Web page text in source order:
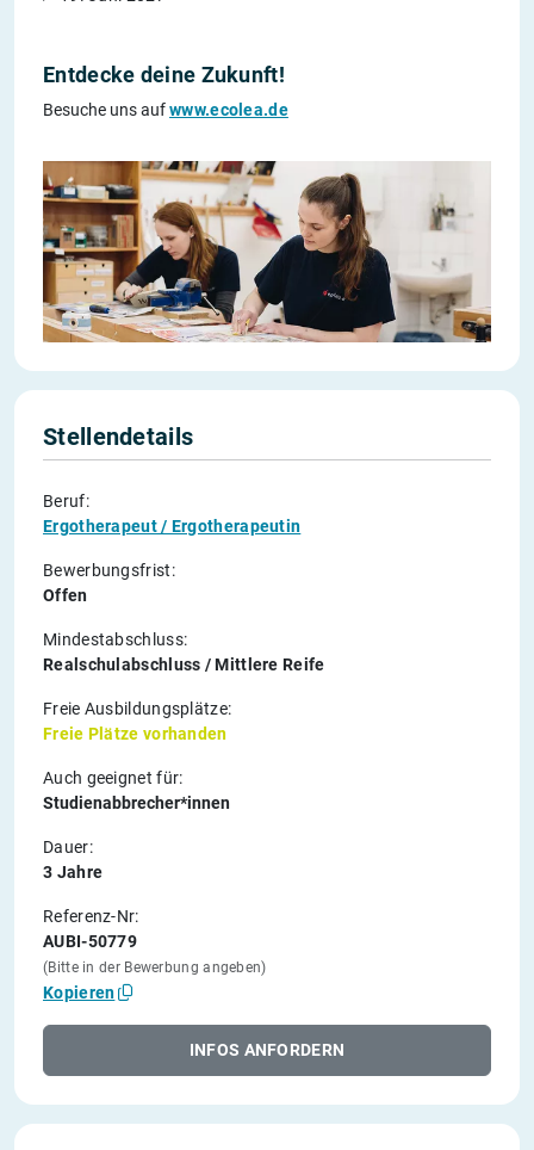
Entdecke deine Zukunft!
Besuche uns aufwww.ecolea.de
Stellendetails
Beruf:
Ergotherapeut / Ergotherapeutin
Bewerbungsfrist:
Offen
Mindestabschluss:
Realschulabschluss / Mittlere Reife
Freie Ausbildungsplätze:
Freie Plätze vorhanden
Auch geeignet für:
Studienabbrecher*innen
Dauer:
3 Jahre
Referenz-Nr:
AUBI-50779
(Bitte in der Bewerbung angeben)
Kopieren
INFOS ANFORDERN